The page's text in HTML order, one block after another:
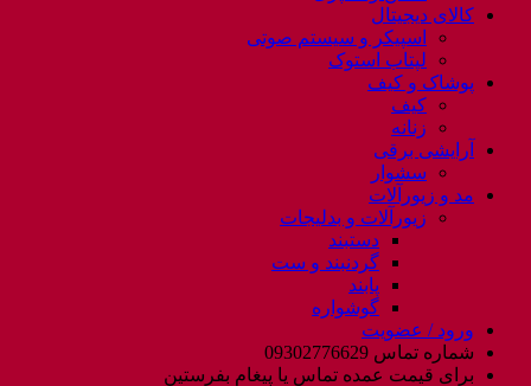
کالای دیجیتال
اسپیکر و سیستم صوتی
لپتاب استوک
پوشاک و کیف
کیف
زنانه
آرایشی برقی
سشوار
مد و زیورآلات
زیورآلات و بدلیجات
دستبند
گردنبند و ست
پابند
گوشواره
ورود / عضویت
شماره تماس 09302776629
برای قیمت عمده تماس یا پیغام بفرستین